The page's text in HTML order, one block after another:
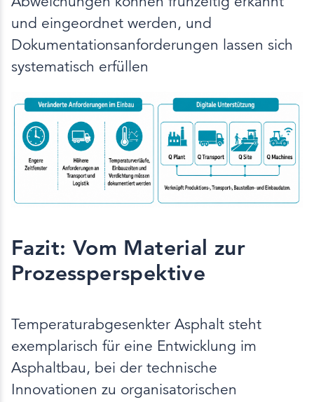
und eingeordnet werden, und
Dokumentationsanforderungen lassen sich
systematisch erfüllen
Fazit: Vom Material zur
Prozessperspektive
Temperaturabgesenkter Asphalt steht
exemplarisch für eine Entwicklung im
Asphaltbau, bei der technische
Innovationen zu organisatorischen